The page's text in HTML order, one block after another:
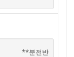
**분전반